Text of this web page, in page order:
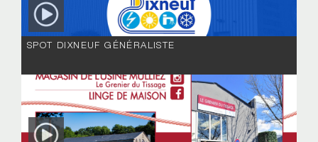
SPOT DIXNEUF GÉNÉRALISTE